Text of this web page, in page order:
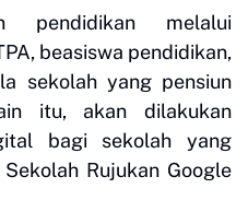
pendidikan melalui
beasiswa pendidikan,
sekolah yang pensiun
itu, akan dilakukan
bagi sekolah yang
Rujukan Google